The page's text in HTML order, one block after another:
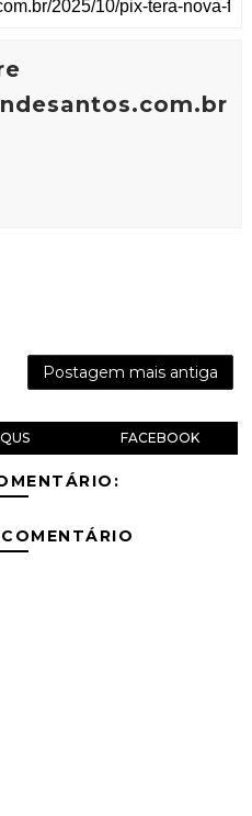
Postagem mais antiga
FACEBOOK